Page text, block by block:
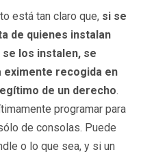
está tan claro que, si se
de quienes instalan
los instalen, se
eximente recogida en
de un derecho.
programar para
de consolas. Puede
o lo que sea, y si un